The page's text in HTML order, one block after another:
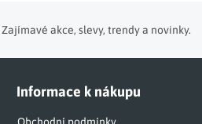
Zajímavé akce, slevy, trendy a novinky.
Informace k nákupu
Obchodní podmínky